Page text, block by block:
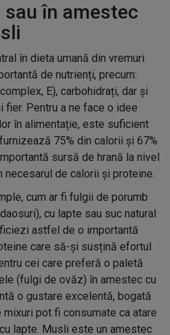
sau în amestec
în dieta umană din vremuri
de nutrienți, precum:
E), carbohidrați, dar și
Pentru a ne face o idee
în alimentație, este suficient
75% din calorii și 67%
sursă de hrană la nivel
necesarul de calorii și proteine.
cum ar fi fulgii de porumb
cu lapte sau suc natural
astfel de o importantă
care să-și susțină efortul
cei care preferă o paletă
(fulgi de ovăz) în amestec cu
o gustare excelentă, bogată
pot fi consumate ca atare
lapte. Musli este un amestec